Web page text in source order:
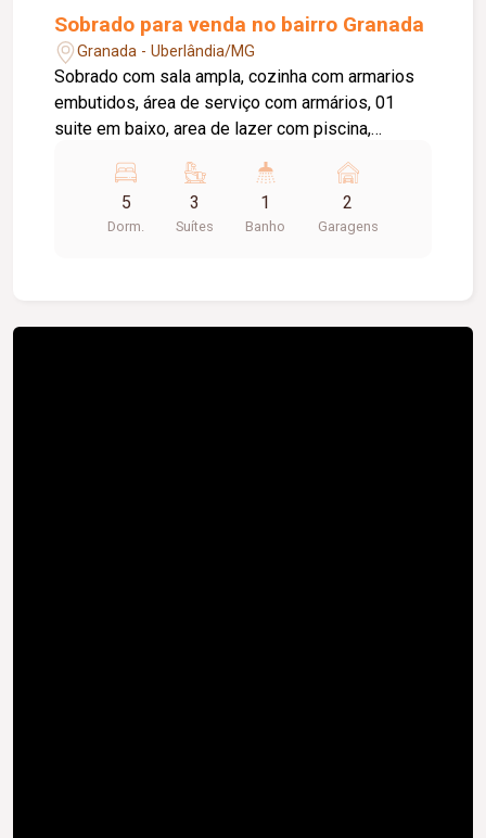
Sobrado para venda no bairro Granada
Granada - Uberlândia/MG
Sobrado com sala ampla, cozinha com armarios
embutidos, área de serviço com armários, 01
suite em baixo, area de lazer com piscina,
carros cobertos. Em cima são 03 suítes e um
quarto, varanda em dois quartos, cerca elétrica.
5
Dorm.
3
Suítes
1
Banho
2
Garagens